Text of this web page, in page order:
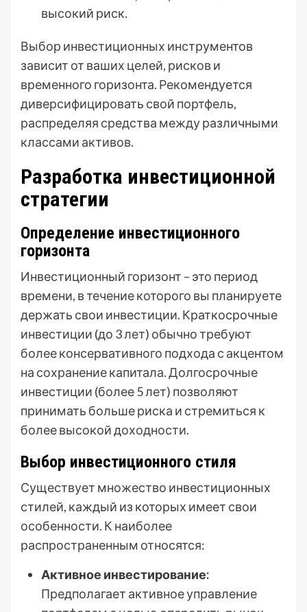
высокий риск.
Выбор инвестиционных инструментов
зависит от ваших целей, рисков и
временного горизонта. Рекомендуется
диверсифицировать свой портфель,
распределяя средства между различными
классами активов.
Разработка инвестиционной
стратегии
Определение инвестиционного
горизонта
Инвестиционный горизонт – это период
времени, в течение которого вы планируете
держать свои инвестиции. Краткосрочные
инвестиции (до 3 лет) обычно требуют
более консервативного подхода с акцентом
на сохранение капитала. Долгосрочные
инвестиции (более 5 лет) позволяют
принимать больше риска и стремиться к
более высокой доходности.
Выбор инвестиционного стиля
Существует множество инвестиционных
стилей, каждый из которых имеет свои
особенности. К наиболее
распространенным относятся:
Активное инвестирование:
Предполагает активное управление